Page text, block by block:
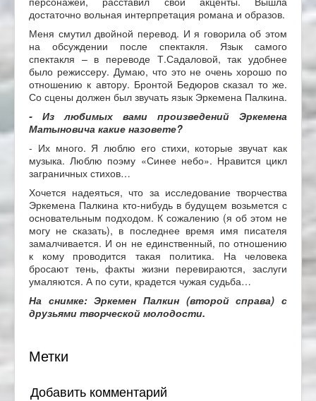
достаточно вольная интерпретация романа и образов.
Меня смутил двойной перевод. И я говорила об этом
на обсуждении после спектакля. Язык самого
спектакля – в переводе Т.Садаловой, так удобнее
было режиссеру. Думаю, что это не очень хорошо по
отношению к автору. Бронтой Бедюров сказал то же.
Со сцены должен был звучать язык Эркемена Палкина.
- Из любимых вами произведений Эркемена
Матыновича какие назовете?
- Их много. Я люблю его стихи, которые звучат как
музыка. Люблю поэму «Синее небо». Нравится цикл
заграничных стихов…
Хочется надеяться, что за исследование творчества
Эркемена Палкина кто-нибудь в будущем возьмется с
основательным подходом. К сожалению (я об этом не
могу не сказать), в последнее время имя писателя
замалчивается. И он не единственный, по отношению
к кому проводится такая политика. На человека
бросают тень, факты жизни перевираются, заслуги
умаляются. А по сути, крадется чужая судьба…
На снимке: Эркемен Палкин (второй справа) с
друзьями творческой молодости.
Метки
Добавить комментарий